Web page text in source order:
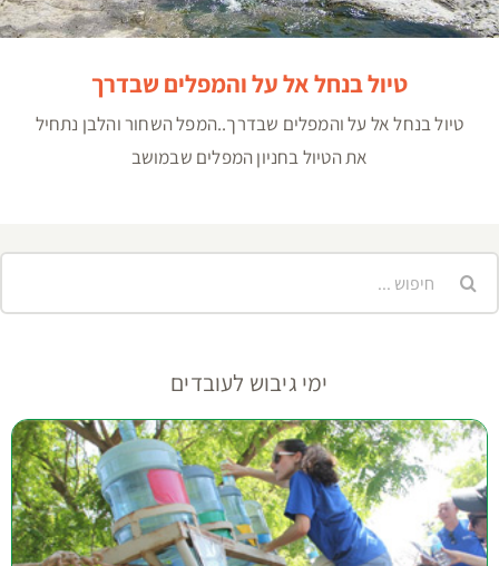
טיול בנחל אל על והמפלים שבדרך
טיול בנחל אל על והמפלים שבדרך..המפל השחור והלבן נתחיל
את הטיול בחניון המפלים שבמושב
ימי גיבוש לעובדים